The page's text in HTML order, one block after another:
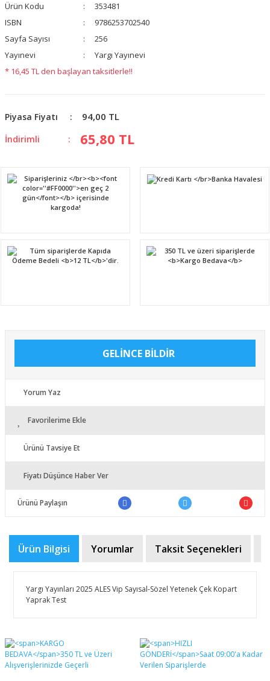
Ürün Kodu
353481
ISBN
9786253702540
Sayfa Sayısı
256
Yayınevi
Yargı Yayınevi
* 16,45 TL den başlayan taksitlerle!!
Piyasa Fiyatı 94,00 TL
İndirimli 65,80 TL
GELİNCE BİLDİR
Yorum Yaz
Favorilerime Ekle
Ürünü Tavsiye Et
Fiyatı Düşünce Haber Ver
Ürünü Paylaşın
Ürün Bilgisi Yorumlar Taksit Seçenekleri
Yargı Yayınları 2025 ALES Vip Sayısal-Sözel Yetenek Çek Kopart
Yaprak Test
Bu ürüne ilk yorumu siz yapın!
Bu ürünün fiyat bilgisi, resim, ürün açıklamalarında ve
diğer konularda yetersiz gördüğünüz noktaları öneri
formunu kullanarak tarafımıza iletebilirsiniz.
Görüş ve önerileriniz için teşekkür ederiz.